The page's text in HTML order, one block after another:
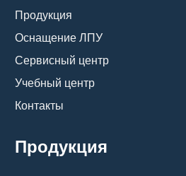
Продукция
Оснащение ЛПУ
Сервисный центр
Учебный центр
Контакты
Продукция